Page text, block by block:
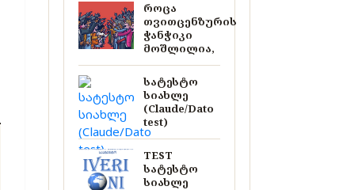
როცა
თვითცენზურის
ჭანჭიკი
მოშლილია,
სატესტო
სიახლე
(Claude/Dato
test)
TEST
სატესტო
სიახლე